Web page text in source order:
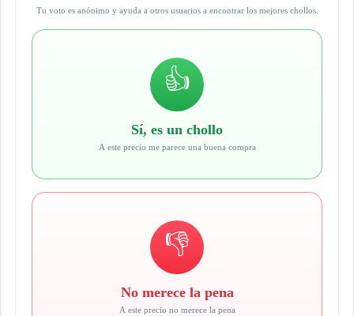
Tu voto es anónimo y ayuda a otros usuarios a encontrar los mejores chollos.
👍
Sí, es un chollo
A este precio me parece una buena compra
👎
No merece la pena
A este precio no merece la pena